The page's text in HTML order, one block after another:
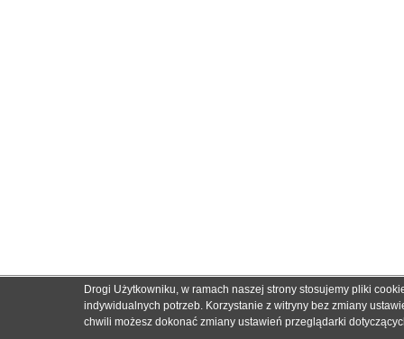
Drogi Użytkowniku, w ramach naszej strony stosujemy pliki
indywidualnych potrzeb. Korzystanie z witryny bez zmiany
chwili możesz dokonać zmiany ustawień przeglądarki